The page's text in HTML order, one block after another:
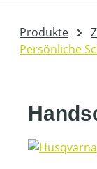
Produkte
Persönliche